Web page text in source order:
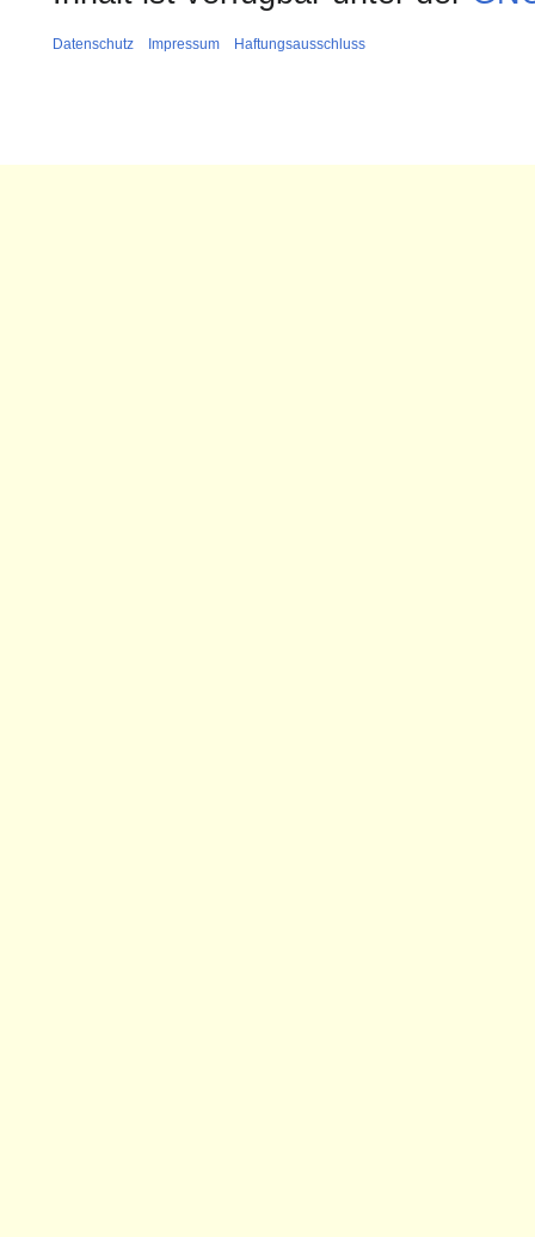
Datenschutz Impressum Haftungsausschluss